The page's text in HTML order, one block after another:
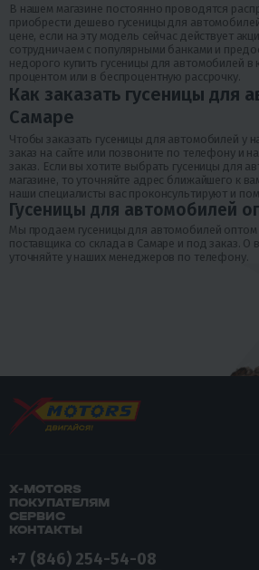
В нашем магазине постоянно проводятся
приобрести дешево гусеницы для
цене, если на эту модель сейчас действует
сотрудничаем с популярными банками и
недорого купить гусеницы для автомобилей в
процентом или в беспроцентную рассрочку.
Как заказать гусеницы для
Самаре
Чтобы заказать гусеницы для автомобилей у
заказ на сайте или позвоните по телефону и
заказ. Если вы хотите выбрать гусеницы для
магазине, то уточняйте адрес ближайшего к
наши специалисты вас проконсультируют и
Гусеницы для автомобилей
Мы продаем гусеницы для автомобилей
поставщика со склада в Самаре и под заказ. О
уточняйте у наших менеджеров по телефону.
X-MOTORS
ПОКУПАТЕЛЯМ
СЕРВИС
КОНТАКТЫ
+7 (846) 254-54-08